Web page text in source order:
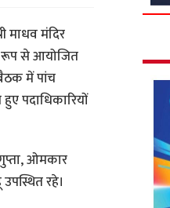
माधव मंदिर
रूप से आयोजित
में पांच
पदाधिकारियों
ओमकार
रहे।